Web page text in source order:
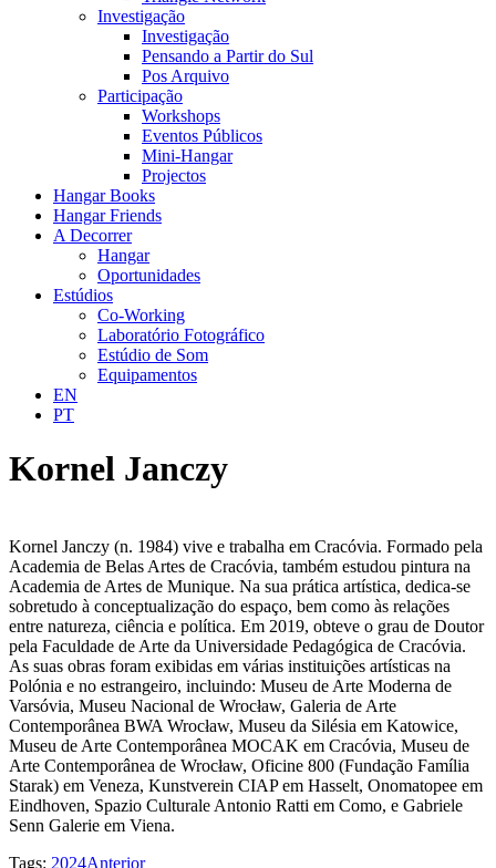
Investigação
Investigação
Pensando a Partir do Sul
Pos Arquivo
Participação
Workshops
Eventos Públicos
Mini-Hangar
Projectos
Hangar Books
Hangar Friends
A Decorrer
Hangar
Oportunidades
Estúdios
Co-Working
Laboratório Fotográfico
Estúdio de Som
Equipamentos
EN
PT
Kornel Janczy
Kornel Janczy (n. 1984) vive e trabalha em Cracóvia. Formado pela
Academia de Belas Artes de Cracóvia, também estudou pintura na
Academia de Artes de Munique. Na sua prática artística, dedica-se
sobretudo à conceptualização do espaço, bem como às relações
entre natureza, ciência e política. Em 2019, obteve o grau de Doutor
pela Faculdade de Arte da Universidade Pedagógica de Cracóvia.
As suas obras foram exibidas em várias instituições artísticas na
Polónia e no estrangeiro, incluindo: Museu de Arte Moderna de
Varsóvia, Museu Nacional de Wrocław, Galeria de Arte
Contemporânea BWA Wrocław, Museu da Silésia em Katowice,
Museu de Arte Contemporânea MOCAK em Cracóvia, Museu de
Arte Contemporânea de Wrocław, Oficine 800 (Fundação Família
Starak) em Veneza, Kunstverein CIAP em Hasselt, Onomatopee em
Eindhoven, Spazio Culturale Antonio Ratti em Como, e Gabriele
Senn Galerie em Viena.
Tags: 2024Anterior